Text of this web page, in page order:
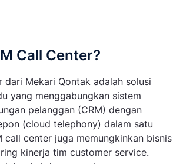
Call Center?
dari Mekari Qontak adalah solusi
yang menggabungkan sistem
pelanggan (CRM) dengan
(cloud telephony) dalam satu
call center juga memungkinkan bisnis
kinerja tim customer service.